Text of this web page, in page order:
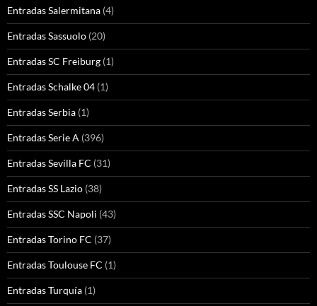
Entradas Salermitana (4)
Entradas Sassuolo (20)
Entradas SC Freiburg (1)
Entradas Schalke 04 (1)
Entradas Serbia (1)
Entradas Serie A (396)
Entradas Sevilla FC (31)
Entradas SS Lazio (38)
Entradas SSC Napoli (43)
Entradas Torino FC (37)
Entradas Toulouse FC (1)
Entradas Turquía (1)